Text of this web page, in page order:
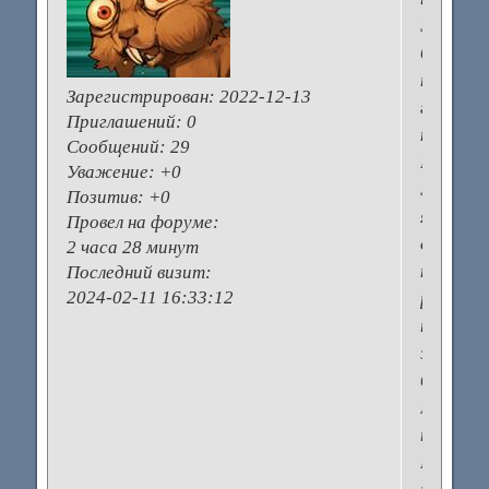
Зарегистрирован: 2022-12-13
Приглашений: 0
Сообщений: 29
Уважение: +0
Позитив: +0
Провел на форуме:
2 часа 28 минут
Последний визит:
2024-02-11 16:33:12
Это
было
три
года
назад.
На
ЭКО
я
долго
не
на
это
было
много
причин.
Как-